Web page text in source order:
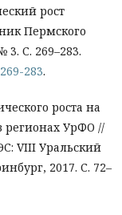
рост
Пермского
3. С. 269–283.
283.
роста на
УрФО //
VIII Уральский
2017. С. 72–